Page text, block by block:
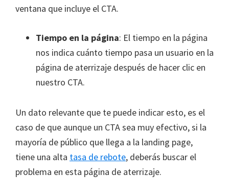
ventana que incluye el CTA.
Tiempo en la página: El tiempo en la página
nos indica cuánto tiempo pasa un usuario en la
página de aterrizaje después de hacer clic en
nuestro CTA.
Un dato relevante que te puede indicar esto, es el
caso de que aunque un CTA sea muy efectivo, si la
mayoría de público que llega a la landing page,
tiene una alta tasa de rebote, deberás buscar el
problema en esta página de aterrizaje.